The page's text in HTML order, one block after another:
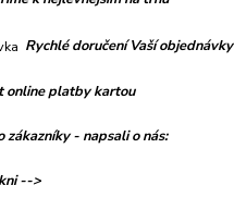
Rychlé doručení Vaší objednávky
online platby kartou
zákazníky - napsali o nás:
-->